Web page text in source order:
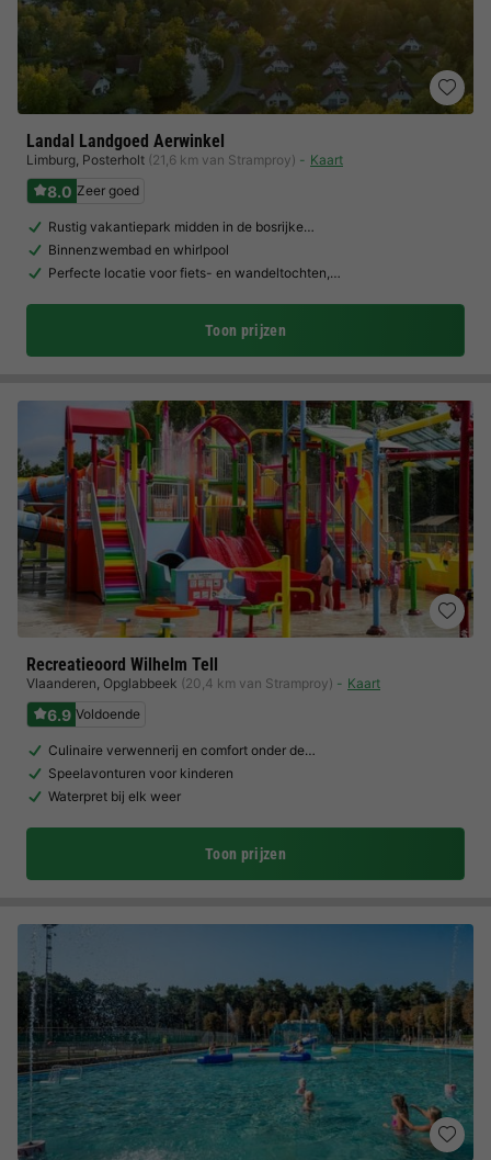
Landal Landgoed Aerwinkel
Limburg, Posterholt (21,6 km van Stramproy) Kaart
8.0 Zeer goed
Rustig vakantiepark midden in de bosrijke…
Binnenzwembad en whirlpool
Perfecte locatie voor fiets- en wandeltochten,…
Toon prijzen
Recreatieoord Wilhelm Tell
Vlaanderen, Opglabbeek (20,4 km van Stramproy) Kaart
6.9 Voldoende
Culinaire verwennerij en comfort onder de…
Speelavonturen voor kinderen
Waterpret bij elk weer
Toon prijzen